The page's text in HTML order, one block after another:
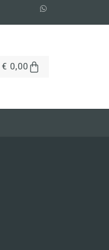
€ 0,00